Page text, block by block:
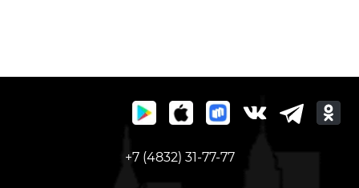
+7 (4832) 31-77-77